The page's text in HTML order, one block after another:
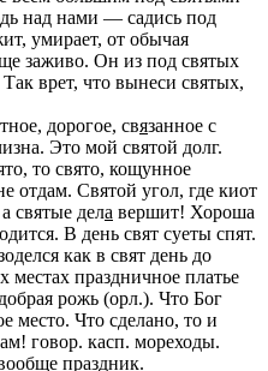
над нами — садись под
умирает, от обычая
заживо. Он из под святых
Так врет, что вынеси святых,
дорогое, связанное с
Это мой святой долг.
то свято, кощунное
отдам. Святой угол, где киот
святые дела вершит! Хороша
В день свят суеты спят.
как в свят день до
местах праздничное платье
рожь (орл.). Что Бог
место. Что сделано, то и
говор. касп. мореходы.
праздник.